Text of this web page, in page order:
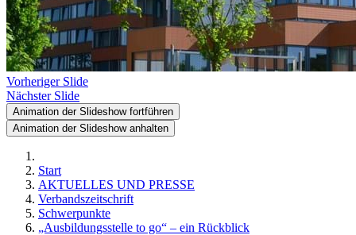
Vorheriger Slide
Nächster Slide
Animation der Slideshow fortführen
Animation der Slideshow anhalten
Start
AKTUELLES UND PRESSE
Verbandszeitschrift
Schwerpunkte
„Ausbildungsstelle to go“ – ein Rückblick